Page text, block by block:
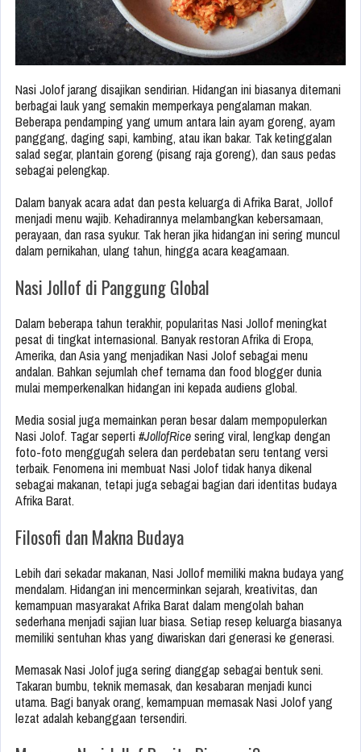
Nasi Jolof jarang disajikan sendirian. Hidangan ini biasanya ditemani
berbagai lauk yang semakin memperkaya pengalaman makan.
Beberapa pendamping yang umum antara lain ayam goreng, ayam
panggang, daging sapi, kambing, atau ikan bakar. Tak ketinggalan
salad segar, plantain goreng (pisang raja goreng), dan saus pedas
sebagai pelengkap.
Dalam banyak acara adat dan pesta keluarga di Afrika Barat, Jollof
menjadi menu wajib. Kehadirannya melambangkan kebersamaan,
perayaan, dan rasa syukur. Tak heran jika hidangan ini sering muncul
dalam pernikahan, ulang tahun, hingga acara keagamaan.
Nasi Jollof di Panggung Global
Dalam beberapa tahun terakhir, popularitas Nasi Jollof meningkat
pesat di tingkat internasional. Banyak restoran Afrika di Eropa,
Amerika, dan Asia yang menjadikan Nasi Jolof sebagai menu
andalan. Bahkan sejumlah chef ternama dan food blogger dunia
mulai memperkenalkan hidangan ini kepada audiens global.
Media sosial juga memainkan peran besar dalam mempopulerkan
Nasi Jolof. Tagar seperti #JollofRicesering viral, lengkap dengan
foto-foto menggugah selera dan perdebatan seru tentang versi
terbaik. Fenomena ini membuat Nasi Jolof tidak hanya dikenal
sebagai makanan, tetapi juga sebagai bagian dari identitas budaya
Afrika Barat.
Filosofi dan Makna Budaya
Lebih dari sekadar makanan, Nasi Jollof memiliki makna budaya yang
mendalam. Hidangan ini mencerminkan sejarah, kreativitas, dan
kemampuan masyarakat Afrika Barat dalam mengolah bahan
sederhana menjadi sajian luar biasa. Setiap resep keluarga biasanya
memiliki sentuhan khas yang diwariskan dari generasi ke generasi.
Memasak Nasi Jolof juga sering dianggap sebagai bentuk seni.
Takaran bumbu, teknik memasak, dan kesabaran menjadi kunci
utama. Bagi banyak orang, kemampuan memasak Nasi Jolof yang
lezat adalah kebanggaan tersendiri.